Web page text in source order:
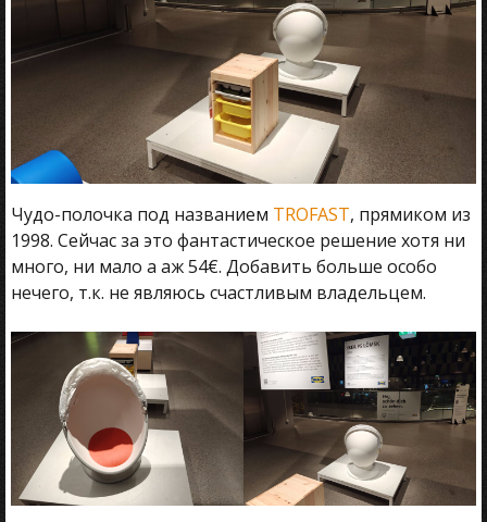
Чудо-полочка под названием TROFAST, прямиком из
1998. Сейчас за это фантастическое решение хотя ни
много, ни мало а аж 54€. Добавить больше особо
нечего, т.к. не являюсь счастливым владельцем.